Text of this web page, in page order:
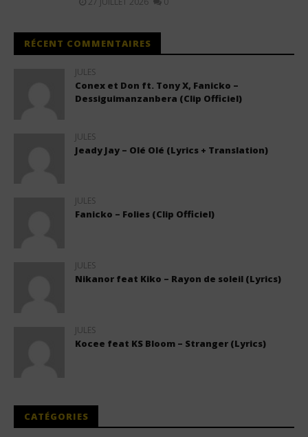
RÉCENT COMMENTAIRES
JULES
Conex et Don ft. Tony X, Fanicko –
Dessiguimanzanbera (Clip Officiel)
JULES
Jeady Jay – Olé Olé (Lyrics + Translation)
JULES
Fanicko – Folies (Clip Officiel)
JULES
Nikanor feat Kiko – Rayon de soleil (Lyrics)
JULES
Kocee feat KS Bloom – Stranger (Lyrics)
CATÉGORIES